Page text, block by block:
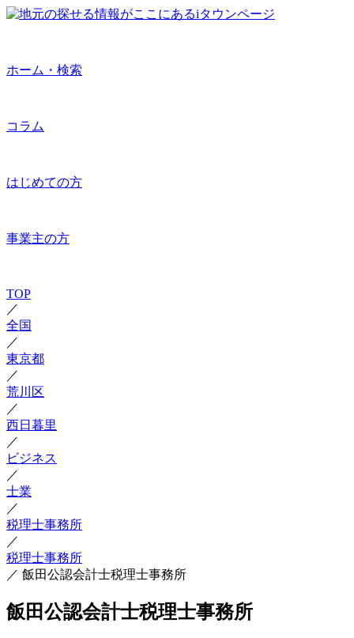
ホーム・検索
コラム
はじめての方
事業主の方
TOP
／
全国
／
東京都
／
荒川区
／
西日暮里
／
ビジネス
／
士業
／
税理士事務所
／
税理士事務所
／ 飯田公認会計士税理士事務所
飯田公認会計士税理士事務所